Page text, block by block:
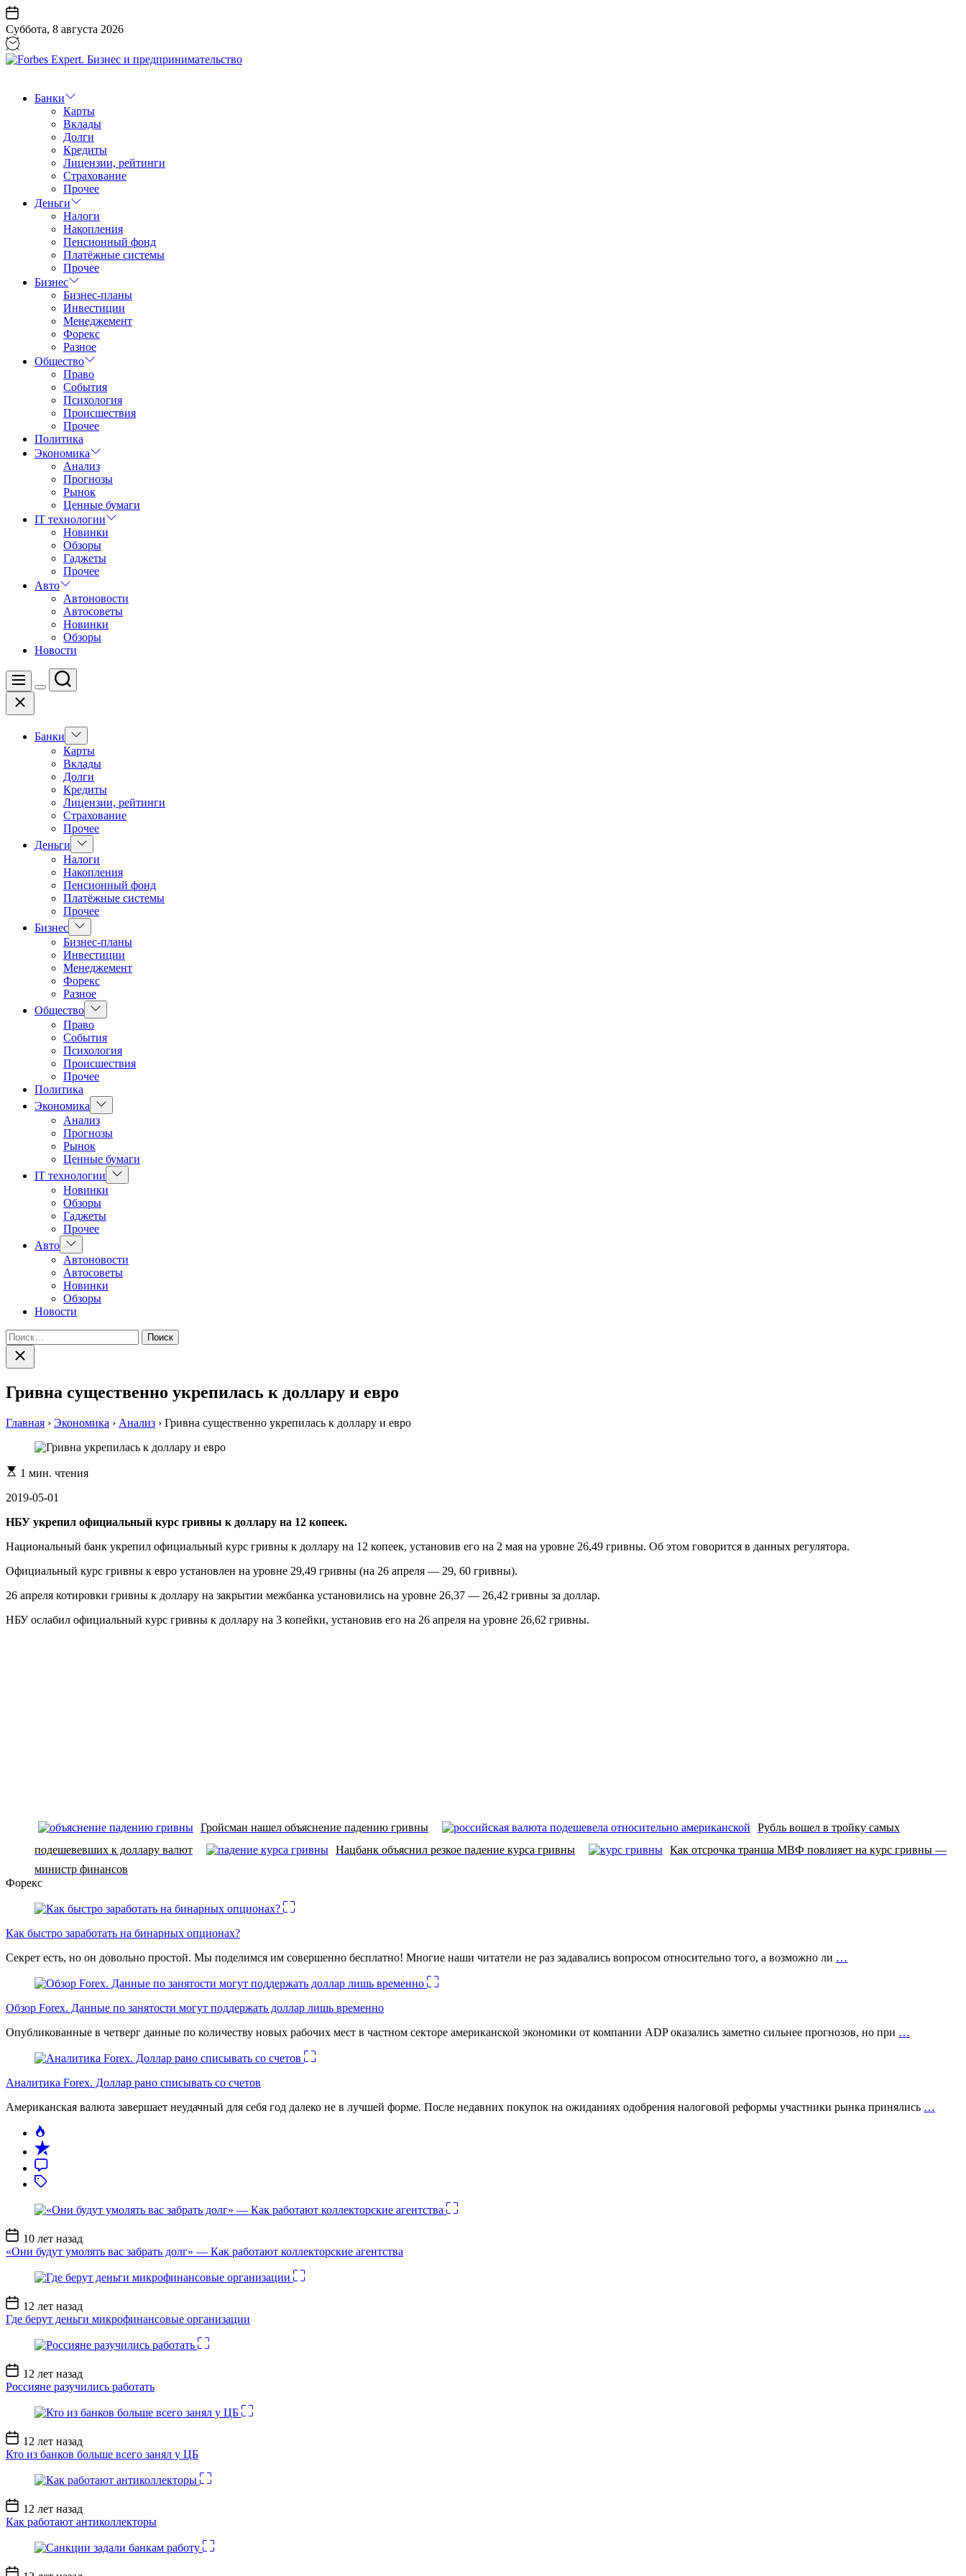
Перейти
к
содержанию
Суббота, 8 августа 2026
Бизнес
предпринимательство
Банки
Карты
Вклады
Долги
Кредиты
Лицензии, рейтинги
Страхование
Прочее
Деньги
Налоги
Накопления
Пенсионный фонд
Платёжные системы
Прочее
Бизнес
Бизнес-планы
Инвестиции
Менеджемент
Форекс
Разное
Общество
Право
События
Психология
Происшествия
Прочее
Политика
Экономика
Анализ
Прогнозы
Рынок
Ценные бумаги
IT технологии
Новинки
Обзоры
Гаджеты
Прочее
Авто
Автоновости
Автосоветы
Новинки
Обзоры
Новости
Меню
Цвет
Поиск
Закрыть
Банки
Показать
подменю
Карты
Вклады
Долги
Кредиты
Лицензии, рейтинги
Страхование
Прочее
Деньги
Показать
подменю
Налоги
Накопления
Пенсионный фонд
Платёжные системы
Прочее
Бизнес Показать
подменю
Бизнес-планы
Инвестиции
Менеджемент
Форекс
Разное
Общество Показать
подменю
Право
События
Психология
Происшествия
Прочее
Политика
Экономика
Показать
подменю
Анализ
Прогнозы
Рынок
Ценные бумаги
IT технологии
Показать
подменю
Новинки
Обзоры
Гаджеты
Прочее
Авто Показать
подменю
Автоновости
Автосоветы
Новинки
Обзоры
Новости
Найти:
Закрыть
поиск
Гривна существенно укрепилась к доллару и евро
Главная › Экономика › Анализ › Гривна существенно укрепилась к доллару и евро
Расчетное
чтения
1 мин. чтения
2019-05-01
НБУ укрепил официальный курс гривны к доллару на 12 копеек.
Национальный банк укрепил официальный курс гривны к доллару на 12 копеек, установив его на 2 мая на уровне 26,49 гривны. Об этом говорится в данных регулятора.
Официальный курс гривны к евро установлен на уровне 29,49 гривны (на 26 апреля — 29, 60 гривны).
26 апреля котировки гривны к доллару на закрытии межбанка установились на уровне 26,37 — 26,42 гривны за доллар.
НБУ ослабил официальный курс гривны к доллару на 3 копейки, установив его на 26 апреля на уровне 26,62 гривны.
Гройсман нашел объяснение падению гривны
Рубль вошел в тройку самых
подешевевших к доллару валют
Нацбанк объяснил резкое падение курса гривны
Как отсрочка транша МВФ повлияет на курс гривны —
министр финансов
Форекс
Как быстро заработать на бинарных опционах?
Секрет есть, но он довольно простой. Мы поделимся им совершенно бесплатно! Многие наши читатели не раз задавались вопросом относительно того, а возможно ли …
Обзор Forex. Данные по занятости могут поддержать доллар лишь временно
Опубликованные в четверг данные по количеству новых рабочих мест в частном секторе американской экономики от компании ADP оказались заметно сильнее прогнозов, но при …
Аналитика Forex. Доллар рано списывать со счетов
Американская валюта завершает неудачный для себя год далеко не в лучшей форме. После недавних покупок на ожиданиях одобрения налоговой реформы участники рынка принялись …
Дата
записи
10 лет назад
«Они будут умолять вас забрать долг» — Как работают коллекторские агентства
Дата
записи
12 лет назад
Где берут деньги микрофинансовые организации
Дата
записи
12 лет назад
Россияне разучились работать
Дата
записи
12 лет назад
Кто из банков больше всего занял у ЦБ
Дата
записи
12 лет назад
Как работают антиколлекторы
Дата